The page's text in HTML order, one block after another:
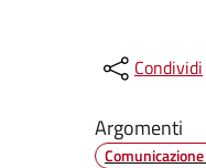
Condividi
Argomenti